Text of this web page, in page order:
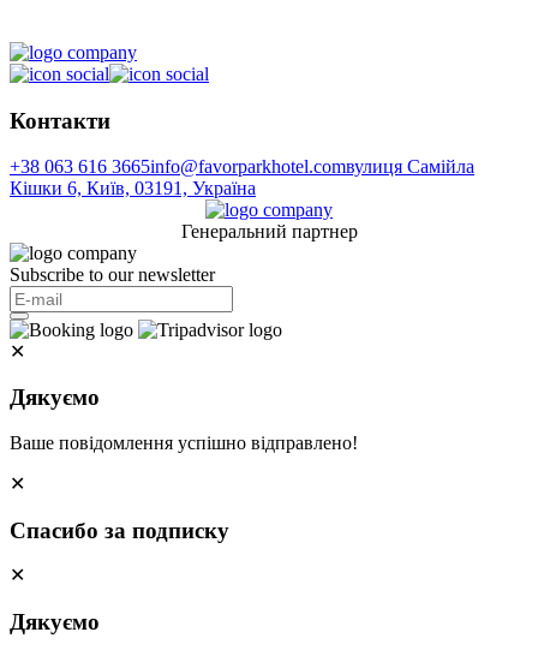
Контакти
+38 063 616 3665info@favorparkhotel.comвулиця Самійла
Кішки 6, Київ, 03191, Україна
Генеральний партнер
Subscribe to our newsletter
✕
Дякуємо
Ваше повідомлення успішно відправлено!
✕
Спасибо за подписку
✕
Дякуємо